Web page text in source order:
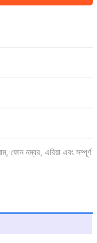
ফোন নম্বর, এরিয়া এবং সম্পূর্ণ